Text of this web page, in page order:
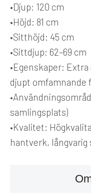
•Djup: 120 cm
•Höjd: 81 cm
•Sitthöjd: 45 cm
•Sittdjup: 62–69 cm
•Egenskaper: Extra
djupt omfamnande
•
samlingsplats)
•Kvalitet:
hantverk,